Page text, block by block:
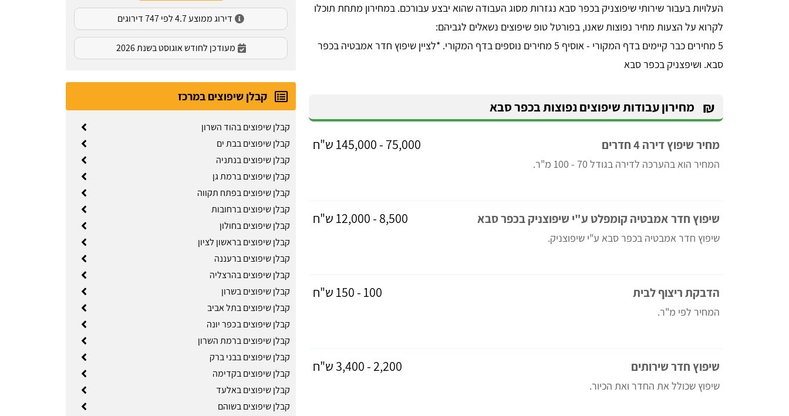
העלויות בעבור שירותי שיפוצניק בכפר סבא נגזרות מסוג העבודה שהוא יבצע עבורכם. במחירון מתחת תוכלו
לקרוא על הצעות מחיר נפוצות שאנו, בפורטל טופ שיפוצים נשאלים לגביהם:
5 מחירים כבר קיימים בדף המקורי - אוסיף 5 מחירים נוספים בדף המקורי. *לציין שיפוץ חדר אמבטיה בכפר
סבא. ושיפצניק בכפר סבא
₪ מחירון עבודות שיפוצים נפוצות בכפר סבא
מחיר שיפוץ דירה 4 חדרים
המחיר הוא בהערכה לדירה בגודל 70 - 100 מ"ר.
75,000 - 145,000 ש"ח
שיפוץ חדר אמבטיה קומפלט ע"י שיפוצניק בכפר סבא
שיפוץ חדר אמבטיה בכפר סבא ע"י שיפוצניק.
8,500 - 12,000 ש"ח
הדבקת ריצוף לבית
המחיר לפי מ"ר.
100 - 150 ש"ח
שיפוץ חדר שירותים
שיפוץ שכולל את החדר ואת הכיור.
2,200 - 3,400 ש"ח
דירוג ממוצע 4.7 לפי 747 דירוגים
מעודכן לחודש אוגוסט בשנת 2026
קבלן שיפוצים במרכז
קבלן שיפוצים בהוד השרון
קבלן שיפוצים בבת ים
קבלן שיפוצים בנתניה
קבלן שיפוצים ברמת גן
קבלן שיפוצים בפתח תקווה
קבלן שיפוצים ברחובות
קבלן שיפוצים בחולון
קבלן שיפוצים בראשון לציון
קבלן שיפוצים ברעננה
קבלן שיפוצים בהרצליה
קבלן שיפוצים בשרון
קבלן שיפוצים בתל אביב
קבלן שיפוצים בכפר יונה
קבלן שיפוצים ברמת השרון
קבלן שיפוצים בבני ברק
קבלן שיפוצים בקדימה
קבלן שיפוצים באלעד
קבלן שיפוצים בשוהם